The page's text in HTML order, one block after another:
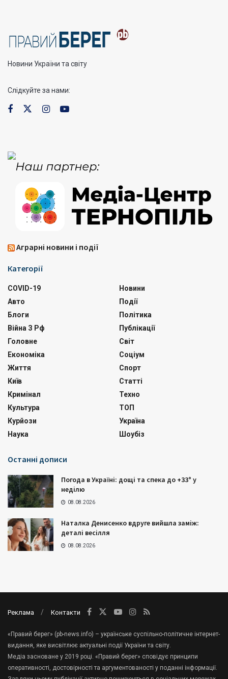
Новини України та світу
Слідкуйте за нами:
Аграрні новини і події
Категорії
COVID-19
Авто
Блоги
Війна З Рф
Головне
Економіка
Життя
Київ
Кримінал
Культура
Курйози
Наука
Новини
Події
Політика
Публікації
Світ
Соціум
Спорт
Статті
Техно
ТОП
Україна
Шоубіз
Останні дописи
Погода в Україні: дощі та спека до +33° у
неділю
08.08.2026
Наталка Денисенко вдруге вийшла заміж:
деталі весілля
08.08.2026
Реклама Контакти
«Правий берег» (pb-news.info) – українське суспільно-політичне інтернет-
видання, яке висвітлює актуальні події України та світу.
Медіа засноване у 2019 році. «Правий берег» сповідує принципи
оперативності, достовірності та аргументованості у поданні інформації.